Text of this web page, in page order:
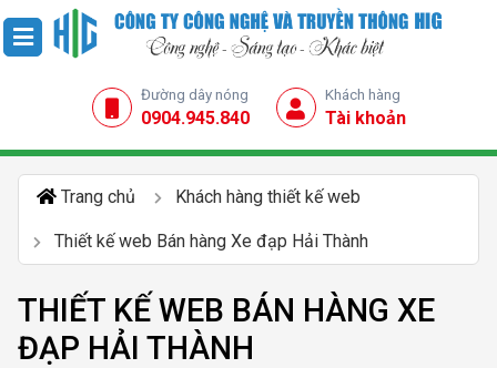
Đường dây nóng
0904.945.840
Khách hàng
Tài khoản
Trang chủ Khách hàng thiết kế web
Thiết kế web Bán hàng Xe đạp Hải Thành
THIẾT KẾ WEB BÁN HÀNG XE
ĐẠP HẢI THÀNH